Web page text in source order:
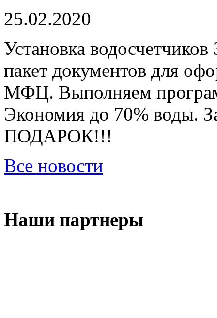
25.02.2020
Установка
пакет документов для
МФЦ. Выполняем
Экономия до 70% воды.
ПОДАРОК!!!
Все новости
Наши партнеры